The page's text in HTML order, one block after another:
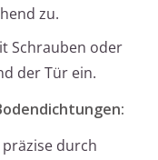
zu.
Schrauben oder
der Tür ein.
durch